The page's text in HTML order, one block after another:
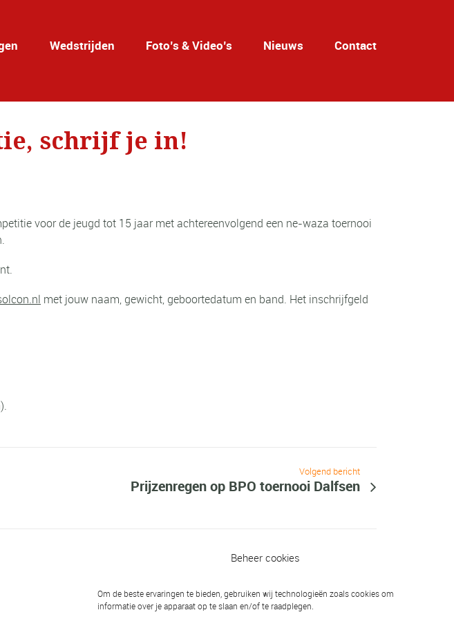
Beheer cookies
Om de beste ervaringen te bieden, gebruiken wij technologieën zoals cookies om
informatie over je apparaat op te slaan en/of te raadplegen.
Wedstrijden Foto’s & Video’s Nieuws Contact
schrijf je in!
voor de jeugd tot 15 jaar met achtereenvolgend een ne-waza toernooi
met jouw naam, gewicht, geboortedatum en band. Het inschrijfgeld
Volgend bericht
Prijzenregen op BPO toernooi Dalfsen